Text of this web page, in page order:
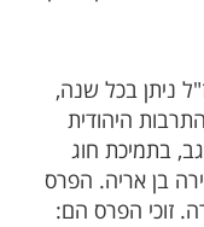
ניתן בכל שנה,
היהודית
בתמיכת חוג
בן אריה. הפרס
זוכי הפרס הם: